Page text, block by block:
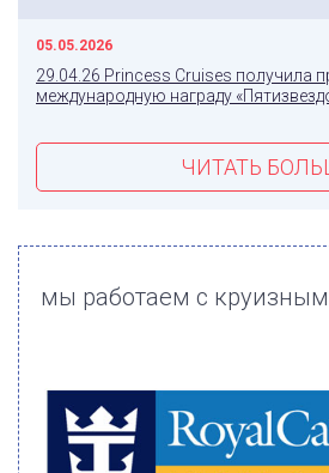
05.05.2026
29.04.26 Princess Cruises получила
международную награду
ЧИТАТЬ
мы работаем с